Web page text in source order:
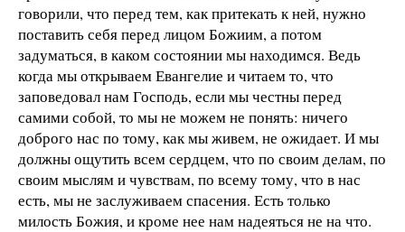
говорили, что перед тем, как притекать к ней, нужно
поставить себя перед лицом Божиим, а потом
задуматься, в каком состоянии мы находимся. Ведь
когда мы открываем Евангелие и читаем то, что
заповедовал нам Господь, если мы честны перед
самими собой, то мы не можем не понять: ничего
доброго нас по тому, как мы живем, не ожидает. И мы
должны ощутить всем сердцем, что по своим делам, по
своим мыслям и чувствам, по всему тому, что в нас
есть, мы не заслуживаем спасения. Есть только
милость Божия, и кроме нее нам надеяться не на что.